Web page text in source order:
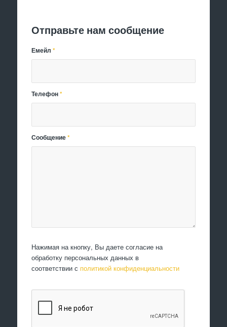
Отправьте нам сообщение
Емейл*
Телефон*
Сообщение*
Нажимая на кнопку, Вы даете согласие на
обработку персональных данных в
соответствии с политикой конфиденциальности